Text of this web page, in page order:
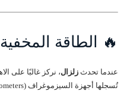
🔥 الطاقة
عندما تحدث زلزال، نركز غالبًا على